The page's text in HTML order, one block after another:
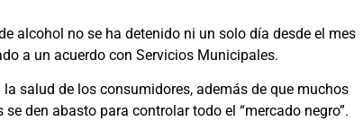
alcohol no se ha detenido ni un solo día desde el mes
a un acuerdo con Servicios Municipales.
salud de los consumidores, además de que muchos
den abasto para controlar todo el “mercado negro”.